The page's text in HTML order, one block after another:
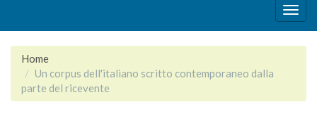
Home
Un corpus dell'italiano scritto contemporaneo dalla
parte del ricevente